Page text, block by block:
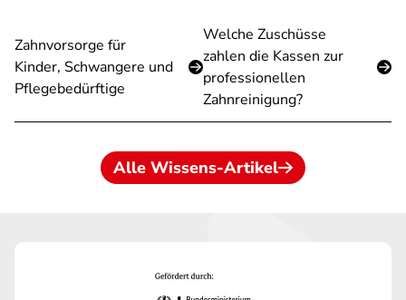
Zahnvorsorge für
Kinder, Schwangere und
Pflegebedürftige
Welche Zuschüsse
zahlen die Kassen zur
professionellen
Zahnreinigung?
Alle Wissens-Artikel